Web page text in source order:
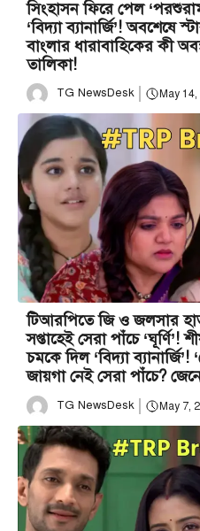
সিংহাসন ফিরে পেল
‘বিদ্যা ব্যানার্জি’! অবশেষে
বাংলার ধারাবাহিকের কী
তালিকা!
TG NewsDesk May
টিআরপিতে জি ও জলসার
সপ্তাহেই সেরা পাঁচে ‘ঘূর্ণি’!
চমকে দিল ‘বিদ্যা
জায়গা নেই সেরা পাঁচে?
TG NewsDesk May 7,